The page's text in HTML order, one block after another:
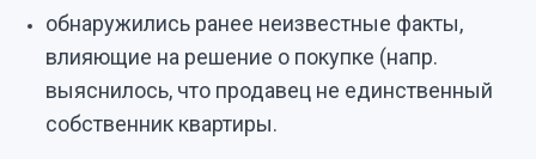
обнаружились ранее неизвестные факты,
влияющие на решение о покупке (напр.
выяснилось, что продавец не единственный
собственник квартиры.